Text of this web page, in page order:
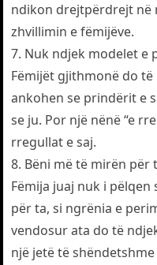
ndikon drejtpërdrejt në
zhvillimin e fëmijëve.
7. Nuk ndjek modelet e
Fëmijët gjithmonë do
ankohen se prindërit e
se ju. Por një nënë “e
rregullat e saj.
8. Bëni më të mirën për
Fëmija juaj nuk i
për ta, si ngrënia e
vendosur ata do të
një jetë të